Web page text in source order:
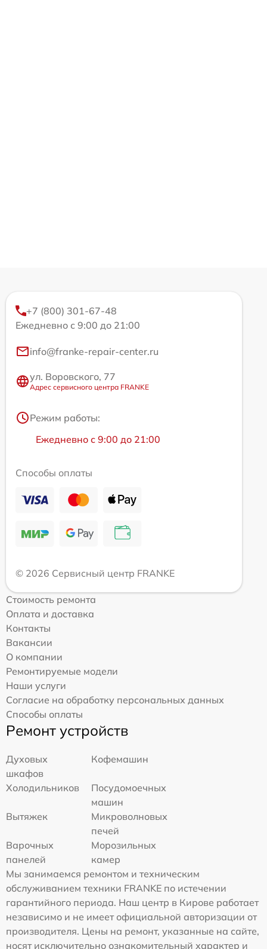
+7 (800) 301-67-48
Ежедневно с 9:00 до 21:00
info@franke-repair-center.ru
ул. Воровского, 77
Адрес сервисного центра FRANKE
Режим работы:
Ежедневно с 9:00 до 21:00
Способы оплаты
© 2026 Сервисный центр FRANKE
Стоимость ремонта
Оплата и доставка
Контакты
Вакансии
О компании
Ремонтируемые модели
Наши услуги
Согласие на обработку персональных данных
Способы оплаты
Ремонт устройств
Духовых
шкафов
Кофемашин
Холодильников
Посудомоечных
машин
Вытяжек
Микроволновых
печей
Варочных
панелей
Морозильных
камер
Мы занимаемся ремонтом и техническим
обслуживанием техники FRANKE по истечении
гарантийного периода. Наш центр в Кирове работает
независимо и не имеет официальной авторизации от
производителя. Цены на ремонт, указанные на сайте,
носят исключительно ознакомительный характер и